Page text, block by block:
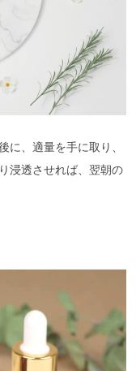
に、適量を手に取り、
浸透させれば、翌朝の